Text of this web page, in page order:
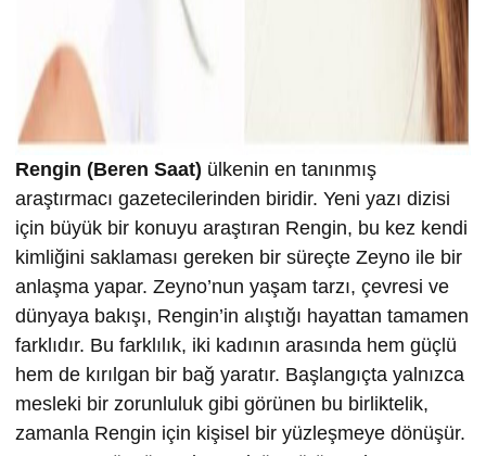
Rengin (Beren Saat) ülkenin en tanınmış
araştırmacı gazetecilerinden biridir. Yeni yazı dizisi
için büyük bir konuyu araştıran Rengin, bu kez kendi
kimliğini saklaması gereken bir süreçte Zeyno ile bir
anlaşma yapar. Zeyno’nun yaşam tarzı, çevresi ve
dünyaya bakışı, Rengin’in alıştığı hayattan tamamen
farklıdır. Bu farklılık, iki kadının arasında hem güçlü
hem de kırılgan bir bağ yaratır. Başlangıçta yalnızca
mesleki bir zorunluluk gibi görünen bu birliktelik,
zamanla Rengin için kişisel bir yüzleşmeye dönüşür.